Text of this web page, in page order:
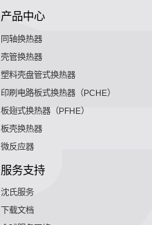
产品中心
同轴换热器
壳管换热器
塑料壳盘管式换热器
印刷电路板式换热器（PCHE）
板翅式换热器（PFHE）
板壳换热器
微反应器
服务支持
沈氏服务
下载文档